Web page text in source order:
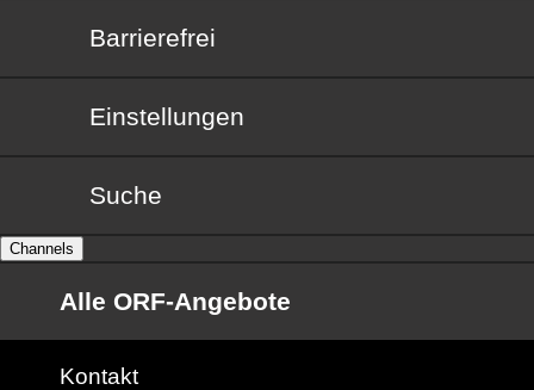
Barrierefrei
Barrierefrei
Einstellungen
Suche
Channels
Alle ORF-Angebote
Kontakt